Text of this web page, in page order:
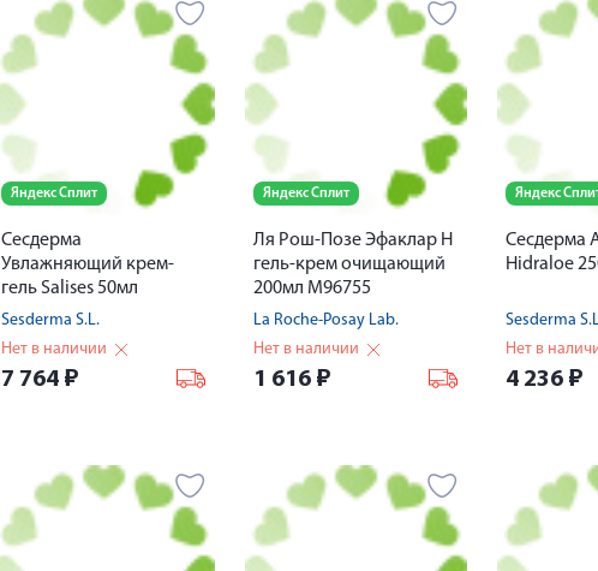
Яндекс Сплит
Сесдерма
Увлажняющий крем-
гель Salises 50мл
Sesderma S.L.
Нет в наличии
7 764 ₽
Яндекс Сплит
Ля Рош-Позе Эфаклар H
гель-крем очищающий
200мл M96755
La Roche-Posay Lab.
Нет в наличии
1 616 ₽
Яндекс
Сесдерма
Hidraloe
Sesderma
Нет в
4 236 ₽